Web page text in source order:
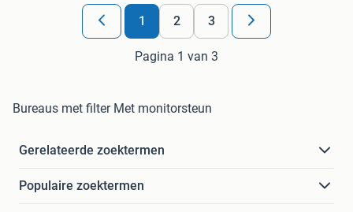
1 2 3
Pagina 1 van 3
Bureaus met filter Met monitorsteun
Gerelateerde zoektermen
Populaire zoektermen